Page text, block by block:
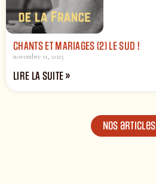
CHANTS ET MARIAGES (2) LE SUD !
novembre 11, 2025
LIRE LA SUITE »
Nos articles